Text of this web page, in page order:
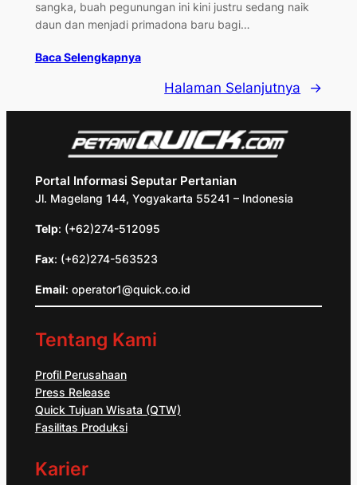
sangka, buah pegunungan ini kini justru sedang naik
daun dan menjadi primadona baru bagi…
Baca Selengkapnya
Halaman Selanjutnya →
Portal Informasi Seputar Pertanian
Jl. Magelang 144, Yogyakarta 55241 – Indonesia
Telp: (+62)274-512095
Fax: (+62)274-563523
Email: operator1@quick.co.id
Tentang Kami
Profil Perusahaan
Press Release
Quick Tujuan Wisata (QTW)
Fasilitas Produksi
Karier